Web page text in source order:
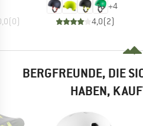
(0)
+4
4,0(2)
BERGFREUNDE, DIE
HABEN,